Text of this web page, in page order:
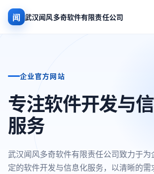
闻 武汉闻风多奇软件有限责任公司
企业官方网站
专注软件开发与
服务
武汉闻风多奇软件有限责任公司致力于
定的软件开发与信息化服务，以清晰的